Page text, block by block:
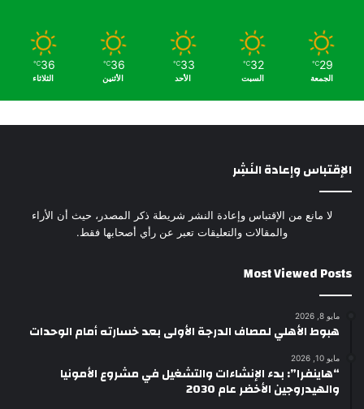
29
℃
الجمعة
32
℃
السبت
33
℃
الأحد
36
℃
الأثنين
36
℃
الثلاثاء
الإقتباس وإعادة النَشِر
لا مانع من الإقتباس وإعادة النشر شريطة ذكر المصدر، حيث أن الأراء
والمقالات والتعليقات تعبر عن رأي أصحابها فقط.
Most Viewed Posts
مايو 8, 2026
هبوط الأهلي لمصاف الدرجة الأولى بعد خسارته أمام الوحدات
مايو 10, 2026
“هاينفرا”: بدء الإنشاءات والتشغيل في مشروع الأمونيا
والهيدروجين الأخضر عام 2030